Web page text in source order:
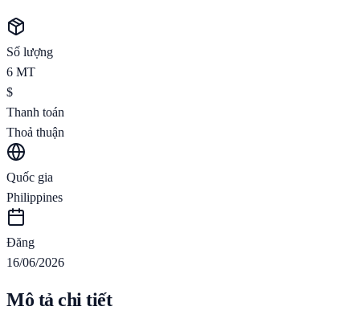
Số lượng
6 MT
$
Thanh toán
Thoả thuận
Quốc gia
Philippines
Đăng
16/06/2026
Mô tả chi tiết